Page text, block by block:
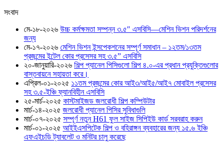
সংবাদ
মে-১৮-২০২৬ উচ্চ কর্মক্ষমতা সম্পন্ন ৩.৫″ এসবিসি—মেশিন ভিশন পরিদর্শনের
জন্য
মে-১৭-২০২৬ মেশিন ভিশন ইন্সপেকশনের সম্পূর্ণ সমাধান – ১২তম/১৩তম
প্রজন্মের ইন্টেল কোর প্রসেসর সহ ৩.৫” এসবিসি
২০-জানুয়ারি-২০২৬ শিল্প প্যানেল পিসিগুলো শিল্প ৪.০-এর প্রধান প্রযুক্তিগুলোর
বাস্তবায়নে সহায়তা করে।
এপ্রিল-০১-২০২৫ ১১তম প্রজন্মের কোর আই৩/আই৫/আই৭ মোবাইল প্রসেসর
সহ ৩.৫-ইঞ্চি ফ্যানবিহীন এসবিসি
২৫-মার্চ-২০২৫ কাস্টমাইজড জলরোধী শিল্প কম্পিউটার
মার্চ-১৪-২০২৫ জলরোধী প্যানেল পিসির সুবিধাগুলি
মার্চ-০৭-২০২৫ সম্পূর্ণ নতুন H61 ফুল সাইজ সিপিইউ কার্ড সরবরাহ করুন
মার্চ-০১-২০২৫ আইইএসপিটেক শিল্প ও বহিরাঙ্গন ব্যবহারের জন্য ১৫.৬ ইঞ্চি
এফএইচডি ট্যাবলেট ও ​​মনিটর চালু করেছে